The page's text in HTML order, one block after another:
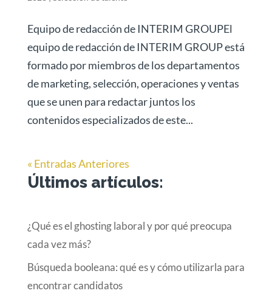
Equipo de redacción de INTERIM GROUPEl
equipo de redacción de INTERIM GROUP está
formado por miembros de los departamentos
de marketing, selección, operaciones y ventas
que se unen para redactar juntos los
contenidos especializados de este...
« Entradas Anteriores
Últimos artículos:
¿Qué es el ghosting laboral y por qué preocupa
cada vez más?
Búsqueda booleana: qué es y cómo utilizarla para
encontrar candidatos